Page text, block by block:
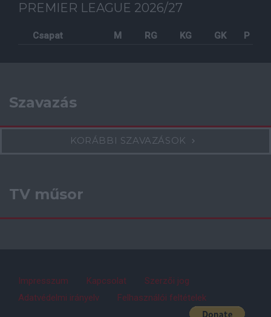
PREMIER LEAGUE 2026/27
Csapat M RG KG GK P
Szavazás
KORÁBBI SZAVAZÁSOK
TV műsor
Impresszum Kapcsolat
Szerzői jog
Adatvédelmi irányelv
Felhasználói feltételek